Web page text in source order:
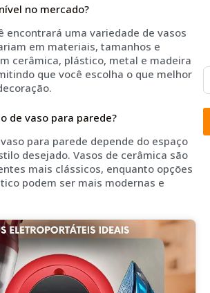
no mercado?
encontrará uma variedade de vasos
em materiais, tamanhos e
cerâmica, plástico, metal e madeira
que você escolha o que melhor
de vaso para parede?
para parede depende do espaço
desejado. Vasos de cerâmica são
mais clássicos, enquanto opções
podem ser mais modernas e